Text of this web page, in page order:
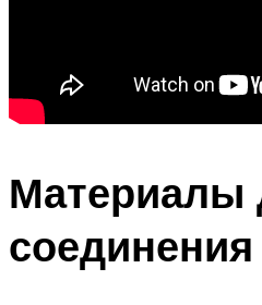
Материалы